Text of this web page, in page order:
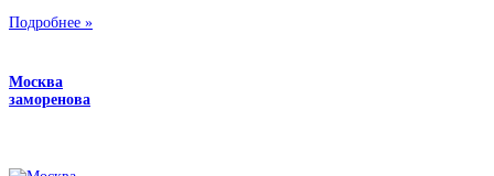
Подробнее »
Москва
заморенова